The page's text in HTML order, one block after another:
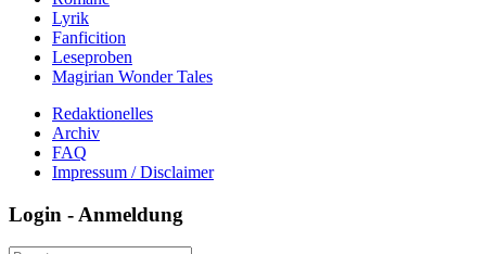
Lyrik
Fanficition
Leseproben
Magirian Wonder Tales
Redaktionelles
Archiv
FAQ
Impressum / Disclaimer
Login - Anmeldung